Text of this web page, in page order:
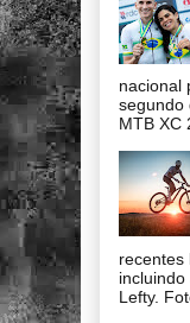
nacional
segundo
MTB XC
recentes
Lefty.